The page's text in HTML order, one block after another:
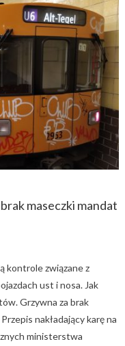
maseczki mandat
kontrole związane z
ust i nosa. Jak
Grzywna za brak
nakładający karę na
ministerstwa